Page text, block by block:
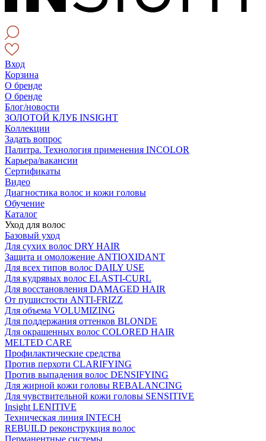
Вход
Корзина
О бренде
О бренде
Блог/новости
ЗОЛОТОЙ КЛУБ INSIGHT
Коллекции
Задать вопрос
Палитра. Технология применения INCOLOR
Карьера/вакансии
Сертификаты
Видео
Диагностика волос и кожи головы
Обучение
Каталог
Уход для волос
Базовый уход
Для сухих волос DRY HAIR
Защита и омоложение ANTIOXIDANT
Для всех типов волос DAILY USE
Для кудрявых волос ELASTI-CURL
Для восстановления DAMAGED HAIR
От пушистости ANTI-FRIZZ
Для объема VOLUMIZING
Для поддержания оттенков BLONDE
Для окрашенных волос COLORED HAIR
MELTED CARE
Профилактические средства
Против перхоти CLARIFYING
Против выпадения волос DENSIFYING
Для жирной кожи головы REBALANCING
Для чувствительной кожи головы SENSITIVE
Insight LENITIVE
Техническая линия INTECH
REBUILD реконструкция волос
Перманентные системы